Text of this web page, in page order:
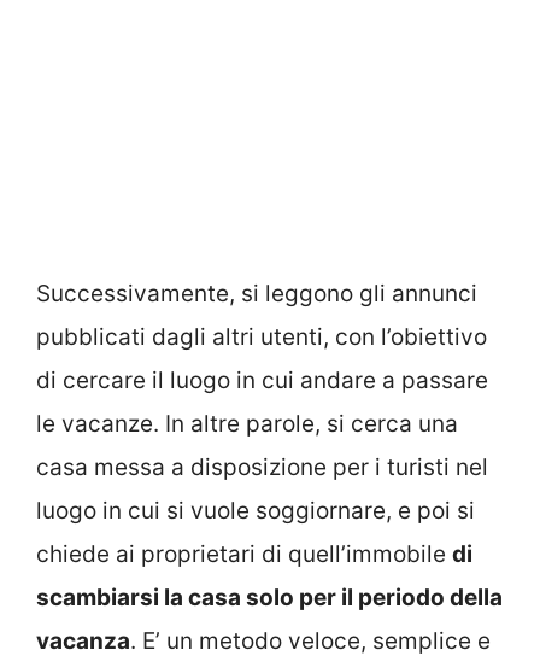
Successivamente, si leggono gli annunci
pubblicati dagli altri utenti, con l’obiettivo
di cercare il luogo in cui andare a passare
le vacanze. In altre parole, si cerca una
casa messa a disposizione per i turisti nel
luogo in cui si vuole soggiornare, e poi si
chiede ai proprietari di quell’immobile di
scambiarsi la casa solo per il periodo della
vacanza. E’ un metodo veloce, semplice e